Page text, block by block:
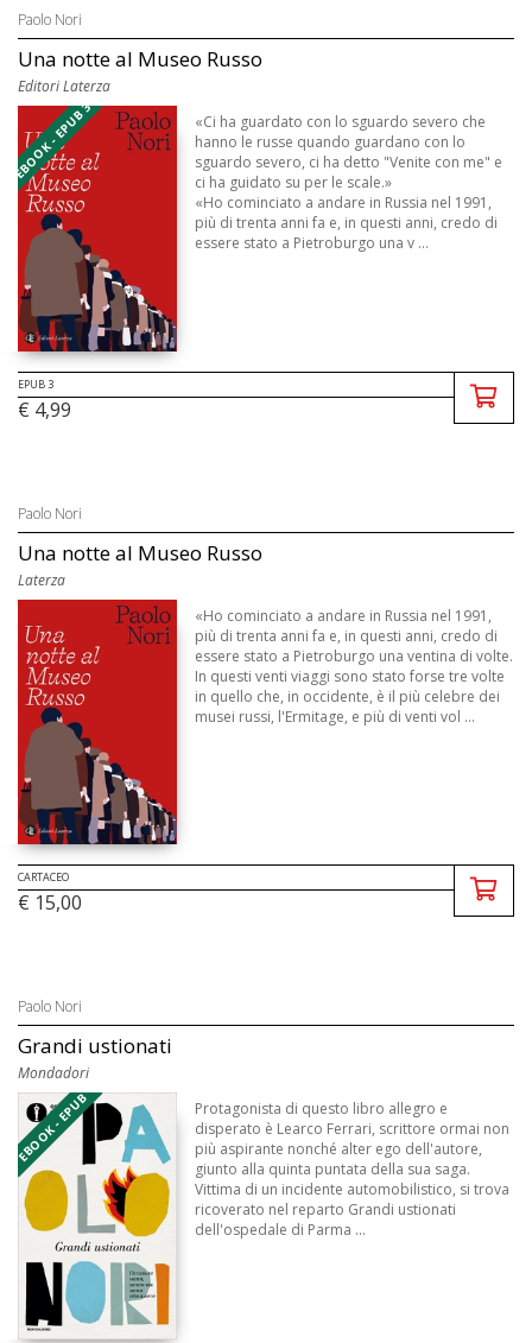
Paolo Nori
Una notte al Museo Russo
Editori Laterza
EBOOK - EPUB 3
«Ci ha guardato con lo sguardo severo che
hanno le russe quando guardano con lo
sguardo severo, ci ha detto "Venite con me" e
ci ha guidato su per le scale.»
«Ho cominciato a andare in Russia nel 1991,
più di trenta anni fa e, in questi anni, credo di
essere stato a Pietroburgo una v ...
EPUB 3
€ 4,99
Paolo Nori
Una notte al Museo Russo
Laterza
«Ho cominciato a andare in Russia nel 1991,
più di trenta anni fa e, in questi anni, credo di
essere stato a Pietroburgo una ventina di volte.
In questi venti viaggi sono stato forse tre volte
in quello che, in occidente, è il più celebre dei
musei russi, l'Ermitage, e più di venti vol ...
CARTACEO
€ 15,00
Paolo Nori
Grandi ustionati
Mondadori
EBOOK - EPUB
Protagonista di questo libro allegro e
disperato è Learco Ferrari, scrittore ormai non
più aspirante nonché alter ego dell'autore,
giunto alla quinta puntata della sua saga.
Vittima di un incidente automobilistico, si trova
ricoverato nel reparto Grandi ustionati
dell'ospedale di Parma ...